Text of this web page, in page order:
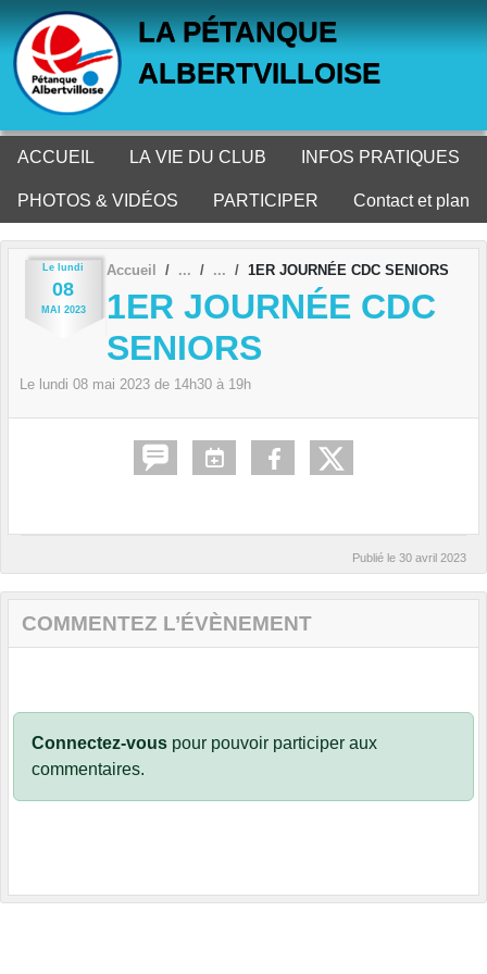
LA PÉTANQUE
ALBERTVILLOISE
ACCUEIL LA VIE DU CLUB INFOS PRATIQUES
PHOTOS & VIDÉOS PARTICIPER Contact et plan
Le lundi
08
MAI 2023
Accueil 1ER JOURNÉE CDC SENIORS
1ER JOURNÉE CDC
SENIORS
Le lundi 08 mai 2023 de 14h30 à 19h
Publié le 30 avril 2023
COMMENTEZ L’ÉVÈNEMENT
Connectez-vous pour pouvoir participer aux
commentaires.
Panneau de gestion des cookies